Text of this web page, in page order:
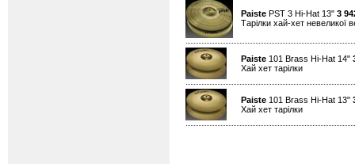
Paiste PST 3 Hi-Hat 13" 3
Тарілки хай-хет невеликої
Paiste 101 Brass Hi-Hat 14"
Хай хет тарілки
Paiste 101 Brass Hi-Hat 13"
Хай хет тарілки